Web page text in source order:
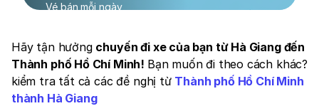
Vé bán mỗi ngày
Hãy tận hưởng chuyến đi xe của bạn từ Hà Giang đến
Thành phố Hồ Chí Minh! Bạn muốn đi theo cách khác?
kiểm tra tất cả các đề nghị từ Thành phố Hồ Chí Minh
thành Hà Giang